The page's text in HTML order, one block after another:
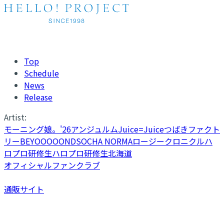
Top
Schedule
News
Release
Artist:
モーニング娘。'26アンジュルムJuice=Juiceつばきファクト
リーBEYOOOOONDSOCHA NORMAロージークロニクルハ
ロプロ研修生ハロプロ研修生北海道
オフィシャルファンクラブ
通販サイト